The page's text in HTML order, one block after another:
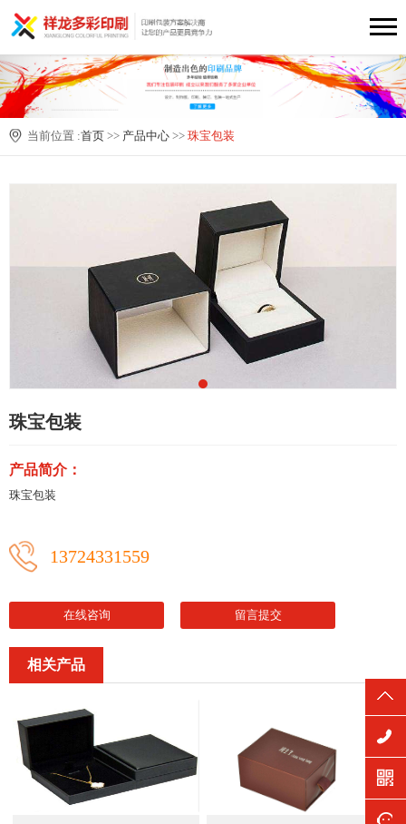
当前位置 :首页 >> 产品中心 >> 珠宝包装
珠宝包装
产品简介：
珠宝包装
13724331559
在线咨询 留言提交
相关产品